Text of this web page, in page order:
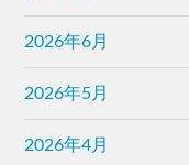
2026年6月
2026年5月
2026年4月